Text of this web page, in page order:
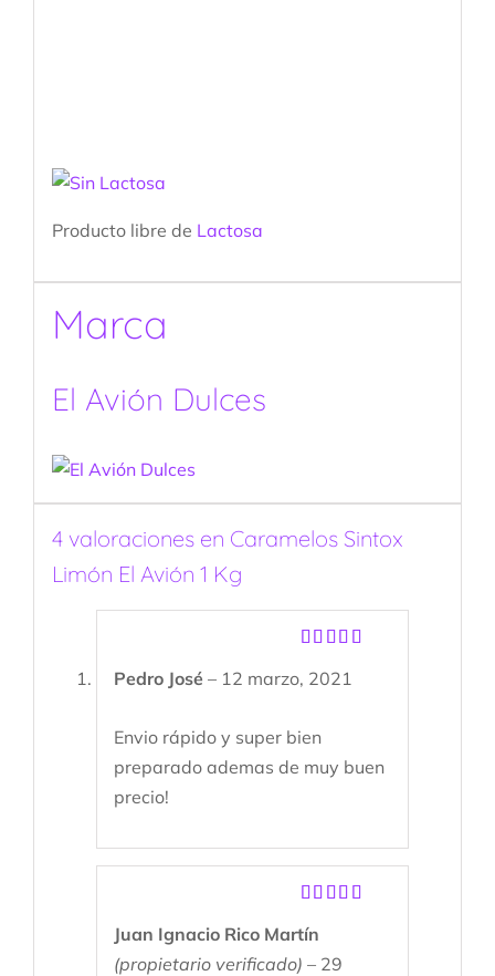
Producto libre de Lactosa
Marca
El Avión Dulces
4 valoraciones en Caramelos Sintox
Limón El Avión 1 Kg
con5de 5
Pedro José– 12 marzo, 2021
Envio rápido y super bien
preparado ademas de muy buen
precio!
con
Juan Ignacio Rico Martín
(propietario verificado) – 29